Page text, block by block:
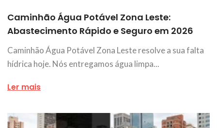
Caminhão Água Potável Zona Leste:
Abastecimento Rápido e Seguro em 2026
Caminhão Água Potável Zona Leste resolve a sua falta
hídrica hoje. Nós entregamos água limpa...
Ler mais